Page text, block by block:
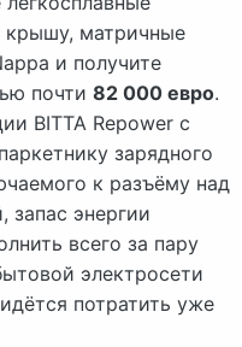
крышу, матричные
и получите
почти 82 000 евро.
BITTA Repower с
зарядного
к разъёму над
запас энергии
всего за пару
электросети
потратить уже